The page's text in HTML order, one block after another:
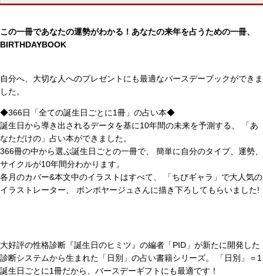
この一冊であなたの運勢がわかる！あなたの来年を占うための一冊、
BIRTHDAYBOOK
自分へ、大切な人へのプレゼントにも最適なバースデーブックができま
した。
◆366日「全ての誕生日ごとに1冊」の占い本◆
誕生日から導き出されるデータを基に10年間の未来を予測する、 「あ
なただけの」占い本ができました。
366冊の中から選ぶ誕生日ごとの一冊で、 簡単に自分のタイプ、運勢、
サイクルが10年間分わかります。
各月のカバー&本文中のイラストはすべて、 「ちびギャラ」で大人気の
イラストレーター、 ボンボヤージュさんに描き下ろしてもらいました!
大好評の性格診断『誕生日のヒミツ』の編者「PID」が新たに開発した
診断システムから生まれた「日別」の占い書籍シリーズ。 「日別」＝1
誕生日ごとに1冊だから、バースデーギフトにも最適です！